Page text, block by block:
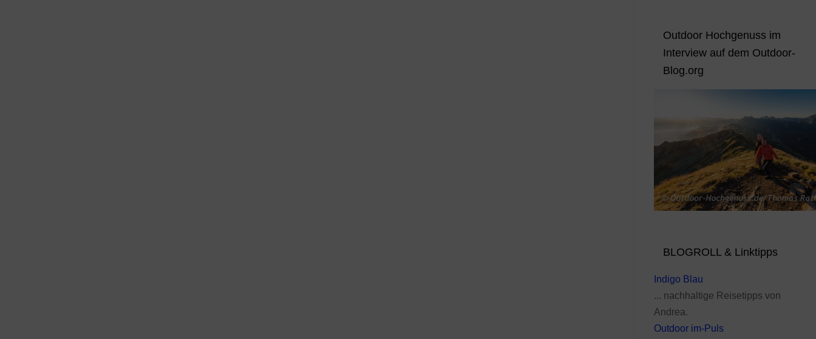
Outdoor Hochgenuss im
Interview auf dem Outdoor-
Blog.org
BLOGROLL & Linktipps
Indigo Blau
... nachhaltige Reisetipps von
Andrea.
Outdoor im-Puls